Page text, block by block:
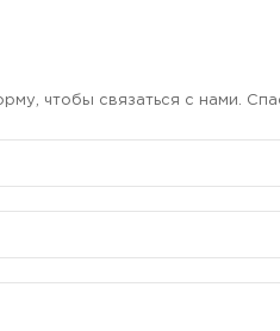
чтобы связаться с нами.